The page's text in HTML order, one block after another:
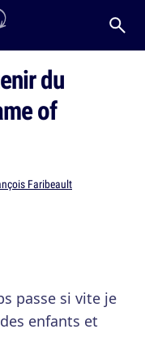
du
of
Faribeault
passe si vite je
enfants et